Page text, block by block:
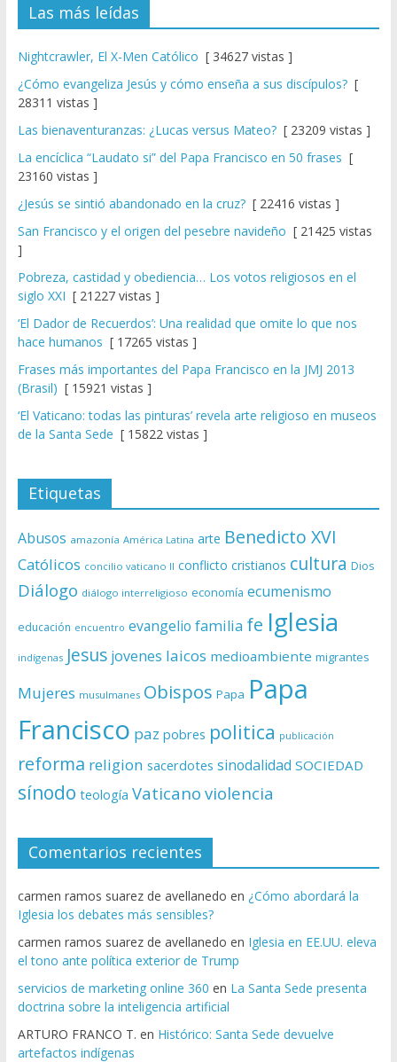
Las más leídas
Nightcrawler, El X-Men Católico [ 34627 vistas ]
¿Cómo evangeliza Jesús y cómo enseña a sus discípulos?[
28311 vistas ]
Las bienaventuranzas: ¿Lucas versus Mateo?[ 23209 vistas ]
La encíclica “Laudato si” del Papa Francisco en 50 frases [
23160 vistas ]
¿Jesús se sintió abandonado en la cruz?[ 22416 vistas ]
San Francisco y el origen del pesebre navideño [ 21425 vistas
]
Pobreza, castidad y obediencia… Los votos religiosos en el
siglo XXI [ 21227 vistas ]
‘El Dador de Recuerdos’: Una realidad que omite lo que nos
hace humanos [ 17265 vistas ]
Frases más importantes del Papa Francisco en la JMJ 2013
(Brasil) [ 15921 vistas ]
‘El Vaticano: todas las pinturas’ revela arte religioso en museos
de la Santa Sede [ 15822 vistas ]
Etiquetas
Abusos amazonía América Latina arte Benedicto XVI
Católicos concilio vaticano II conflicto cristianos cultura Dios
Diálogo diálogo interreligioso economía ecumenismo
educación encuentro evangelio familia fe Iglesia
indígenas Jesus jovenes laicos medioambiente migrantes
Mujeres musulmanes Obispos Papa Papa
Francisco paz pobres politica publicación
reforma religion sacerdotes sinodalidad SOCIEDAD
sínodo teología Vaticano violencia
Comentarios recientes
carmen ramos suarez de avellanedo en ¿Cómo abordará la
Iglesia los debates más sensibles?
carmen ramos suarez de avellanedo en Iglesia en EE.UU. eleva
el tono ante política exterior de Trump
servicios de marketing online 360 en La Santa Sede presenta
doctrina sobre la inteligencia artificial
ARTURO FRANCO T. en Histórico: Santa Sede devuelve
artefactos indígenas